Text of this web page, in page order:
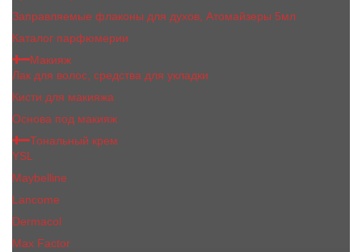
Заправляемые флаконы для духов, Атомайзеры 5мл
Каталог парфюмерии
Макияж
Лак для волос, средства для укладки
Кисти для макияжа
Основа под макияж
Тональный крем
YSL
Maybelline
Lancome
Dermacol
Max Factor